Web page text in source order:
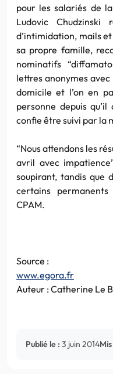
pour les salariés de
Ludovic
d’intimidation, mails
sa propre famille,
nominatifs
lettres anonymes
domicile et l’on en
personne depuis
confie être suivi par la
“Nous attendons les
avril avec
soupirant, tandis que
certains
CPAM.
Source :
www.egora.fr
Auteur : Catherine Le
Publié le : 3 juin 2014